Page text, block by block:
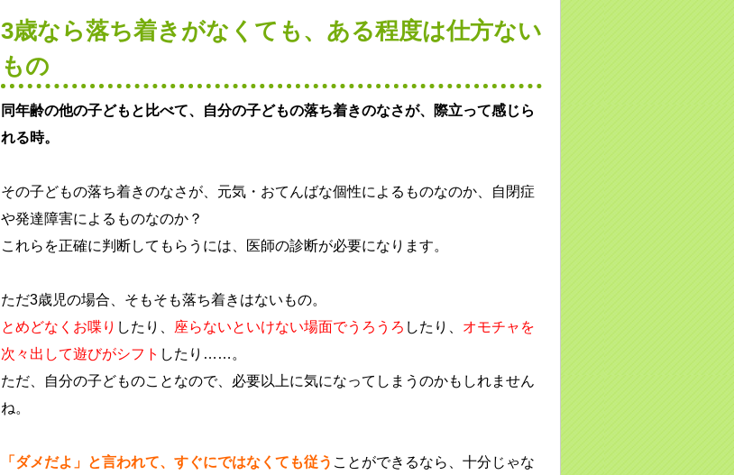
3歳なら落ち着きがなくても、ある程度は仕方ない
もの
同年齢の他の子どもと比べて、自分の子どもの落ち着きのなさが、際立って感じら
れる時。
その子どもの落ち着きのなさが、元気・おてんばな個性によるものなのか、自閉症
や発達障害によるものなのか？
これらを正確に判断してもらうには、医師の診断が必要になります。
ただ3歳児の場合、そもそも落ち着きはないもの。
とめどなくお喋り したり、 座らないといけない場面でうろうろ したり、 オモチャを
次々出して遊びがシフト したり……。
ただ、自分の子どものことなので、必要以上に気になってしまうのかもしれません
ね。
「ダメだよ」と言われて、すぐにではなくても従う ことができるなら、十分じゃな